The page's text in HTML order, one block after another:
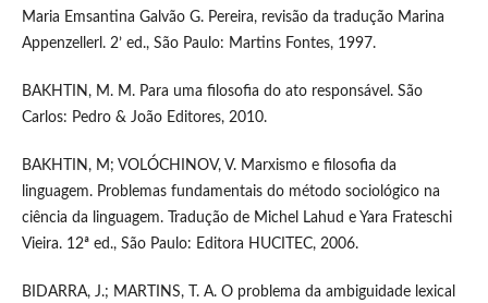
Maria Emsantina Galvão G. Pereira, revisão da tradução Marina
Appenzellerl. 2’ ed., São Paulo: Martins Fontes, 1997.
BAKHTIN, M. M. Para uma filosofia do ato responsável. São
Carlos: Pedro & João Editores, 2010.
BAKHTIN, M; VOLÓCHINOV, V. Marxismo e filosofia da
linguagem. Problemas fundamentais do método sociológico na
ciência da linguagem. Tradução de Michel Lahud e Yara Frateschi
Vieira. 12ª ed., São Paulo: Editora HUCITEC, 2006.
BIDARRA, J.; MARTINS, T. A. O problema da ambiguidade lexical